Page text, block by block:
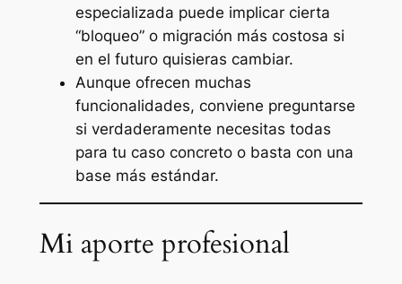
especializada puede implicar cierta
“bloqueo” o migración más costosa si
en el futuro quisieras cambiar.
Aunque ofrecen muchas
funcionalidades, conviene preguntarse
si verdaderamente necesitas todas
para tu caso concreto o basta con una
base más estándar.
Mi aporte profesional